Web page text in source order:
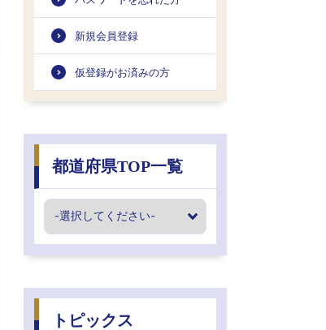
新規会員登録
仮登録がお済みの方
都道府県TOP一覧
トピックス